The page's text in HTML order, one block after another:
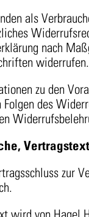
als
nach
widerrufen.
zu den
Folgen des
zur